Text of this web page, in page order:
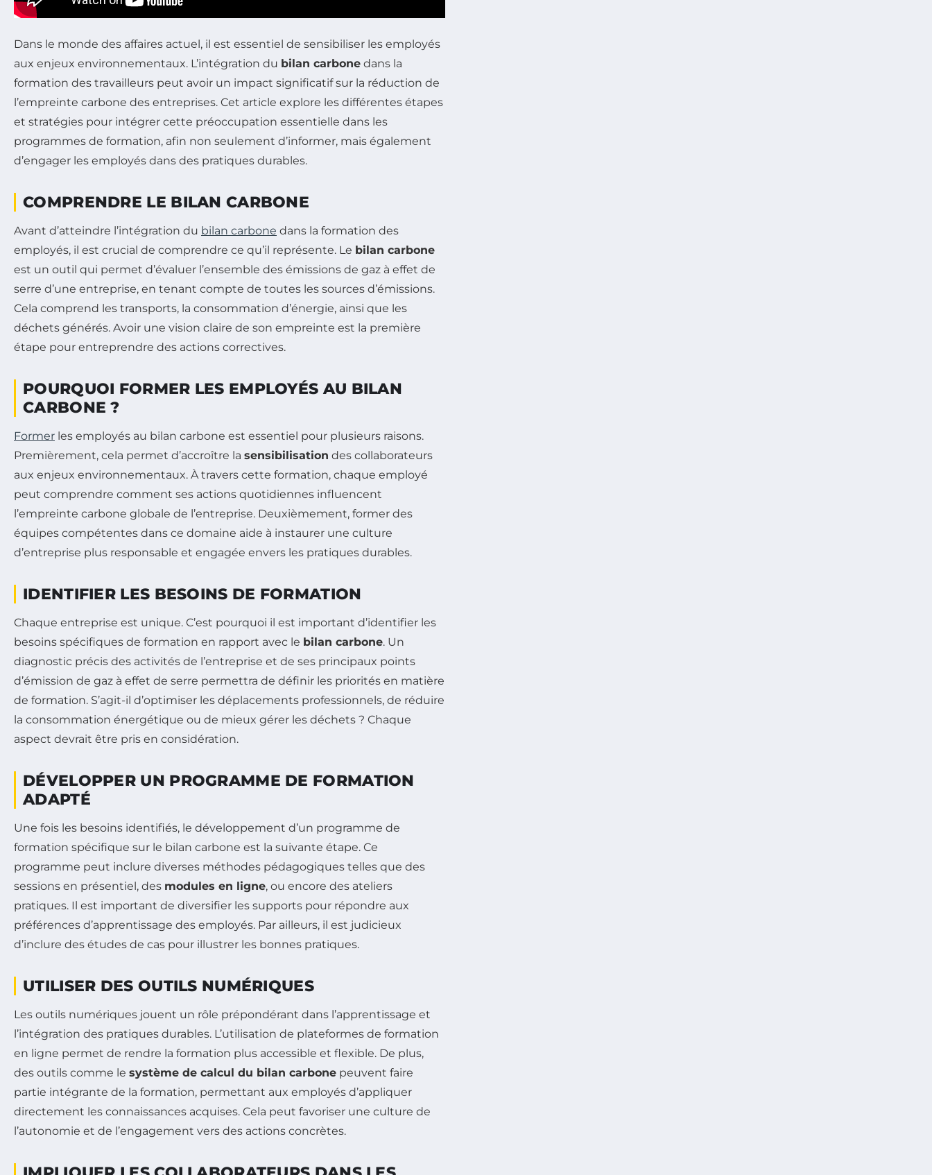
Dans le monde des affaires actuel, il est essentiel de sensibiliser les employés
aux enjeux environnementaux. L’intégration du bilan carbone dans la
formation des travailleurs peut avoir un impact significatif sur la réduction de
l’empreinte carbone des entreprises. Cet article explore les différentes étapes
et stratégies pour intégrer cette préoccupation essentielle dans les
programmes de formation, afin non seulement d’informer, mais également
d’engager les employés dans des pratiques durables.
COMPRENDRE LE BILAN CARBONE
Avant d’atteindre l’intégration du bilan carbone dans la formation des
employés, il est crucial de comprendre ce qu’il représente. Le bilan carbone
est un outil qui permet d’évaluer l’ensemble des émissions de gaz à effet de
serre d’une entreprise, en tenant compte de toutes les sources d’émissions.
Cela comprend les transports, la consommation d’énergie, ainsi que les
déchets générés. Avoir une vision claire de son empreinte est la première
étape pour entreprendre des actions correctives.
POURQUOI FORMER LES EMPLOYÉS AU BILAN
CARBONE ?
Former les employés au bilan carbone est essentiel pour plusieurs raisons.
Premièrement, cela permet d’accroître la sensibilisation des collaborateurs
aux enjeux environnementaux. À travers cette formation, chaque employé
peut comprendre comment ses actions quotidiennes influencent
l’empreinte carbone globale de l’entreprise. Deuxièmement, former des
équipes compétentes dans ce domaine aide à instaurer une culture
d’entreprise plus responsable et engagée envers les pratiques durables.
IDENTIFIER LES BESOINS DE FORMATION
Chaque entreprise est unique. C’est pourquoi il est important d’identifier les
besoins spécifiques de formation en rapport avec le bilan carbone. Un
diagnostic précis des activités de l’entreprise et de ses principaux points
d’émission de gaz à effet de serre permettra de définir les priorités en matière
de formation. S’agit-il d’optimiser les déplacements professionnels, de réduire
la consommation énergétique ou de mieux gérer les déchets ? Chaque
aspect devrait être pris en considération.
DÉVELOPPER UN PROGRAMME DE FORMATION
ADAPTÉ
Une fois les besoins identifiés, le développement d’un programme de
formation spécifique sur le bilan carbone est la suivante étape. Ce
programme peut inclure diverses méthodes pédagogiques telles que des
sessions en présentiel, des modules en ligne, ou encore des ateliers
pratiques. Il est important de diversifier les supports pour répondre aux
préférences d’apprentissage des employés. Par ailleurs, il est judicieux
d’inclure des études de cas pour illustrer les bonnes pratiques.
UTILISER DES OUTILS NUMÉRIQUES
Les outils numériques jouent un rôle prépondérant dans l’apprentissage et
l’intégration des pratiques durables. L’utilisation de plateformes de formation
en ligne permet de rendre la formation plus accessible et flexible. De plus,
des outils comme le système de calcul du bilan carbone peuvent faire
partie intégrante de la formation, permettant aux employés d’appliquer
directement les connaissances acquises. Cela peut favoriser une culture de
l’autonomie et de l’engagement vers des actions concrètes.